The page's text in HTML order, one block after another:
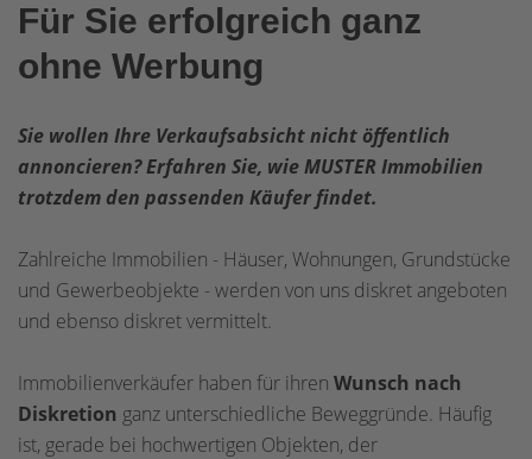
Für Sie erfolgreich ganz
ohne Werbung
Sie wollen Ihre Verkaufsabsicht nicht öffentlich
annoncieren? Erfahren Sie, wie MUSTER Immobilien
trotzdem den passenden Käufer findet.
Zahlreiche Immobilien - Häuser, Wohnungen, Grundstücke
und Gewerbeobjekte - werden von uns diskret angeboten
und ebenso diskret vermittelt.
Immobilienverkäufer haben für ihren Wunsch nach
Diskretion ganz unterschiedliche Beweggründe. Häufig
ist, gerade bei hochwertigen Objekten, der